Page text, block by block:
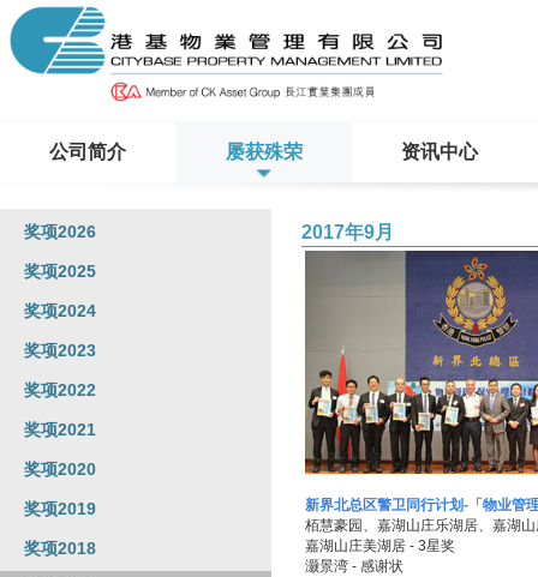
公司简介 屡获殊荣 资讯中心
奖项2026
奖项2025
奖项2024
奖项2023
奖项2022
奖项2021
奖项2020
奖项2019
奖项2018
2017年9月
新界北总区警卫同行计划-「物业管
栢慧豪园、嘉湖山庄乐湖居、嘉湖
嘉湖山庄美湖居 - 3星奖
灏景湾 - 感谢状